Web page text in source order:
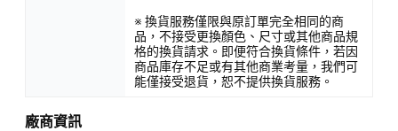
※ 換貨服務僅限與原訂單完全相同的商
品，不接受更換顏色、尺寸或其他商品規
格的換貨請求。即便符合換貨條件，若因
商品庫存不足或有其他商業考量，我們可
能僅接受退貨，恕不提供換貨服務。
廠商資訊